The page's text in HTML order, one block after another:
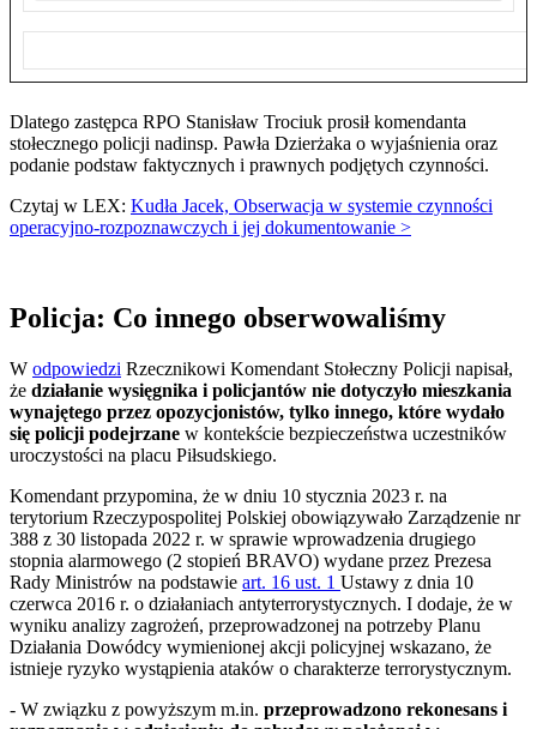
Dlatego zastępca RPO Stanisław Trociuk prosił komendanta
stołecznego policji nadinsp. Pawła Dzierżaka o wyjaśnienia oraz
podanie podstaw faktycznych i prawnych podjętych czynności.
Czytaj w LEX: Kudła Jacek, Obserwacja w systemie czynności
operacyjno-rozpoznawczych i jej dokumentowanie >
Policja: Co innego obserwowaliśmy
W odpowiedzi Rzecznikowi Komendant Stołeczny Policji napisał,
że działanie wysięgnika i policjantów nie dotyczyło mieszkania
wynajętego przez opozycjonistów, tylko innego, które wydało
się policji podejrzane w kontekście bezpieczeństwa uczestników
uroczystości na placu Piłsudskiego.
Komendant przypomina, że w dniu 10 stycznia 2023 r. na
terytorium Rzeczypospolitej Polskiej obowiązywało Zarządzenie nr
388 z 30 listopada 2022 r. w sprawie wprowadzenia drugiego
stopnia alarmowego (2 stopień BRAVO) wydane przez Prezesa
Rady Ministrów na podstawie art. 16 ust. 1 Ustawy z dnia 10
czerwca 2016 r. o działaniach antyterrorystycznych. I dodaje, że w
wyniku analizy zagrożeń, przeprowadzonej na potrzeby Planu
Działania Dowódcy wymienionej akcji policyjnej wskazano, że
istnieje ryzyko wystąpienia ataków o charakterze terrorystycznym.
- W związku z powyższym m.in. przeprowadzono rekonesans i